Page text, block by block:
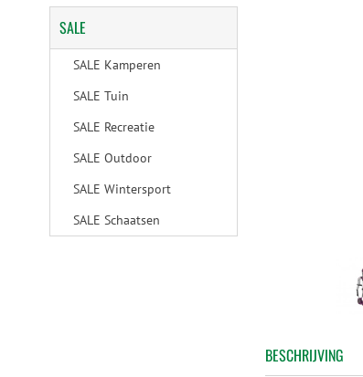
BESCHRIJVING
SALE
SALE Kamperen
SALE Tuin
SALE Recreatie
SALE Outdoor
SALE Wintersport
SALE Schaatsen